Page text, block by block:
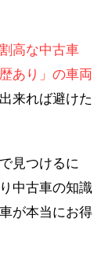
高な中古車
あり」の車両
来れば避けた
見つけるに
中古車の知識
が本当にお得